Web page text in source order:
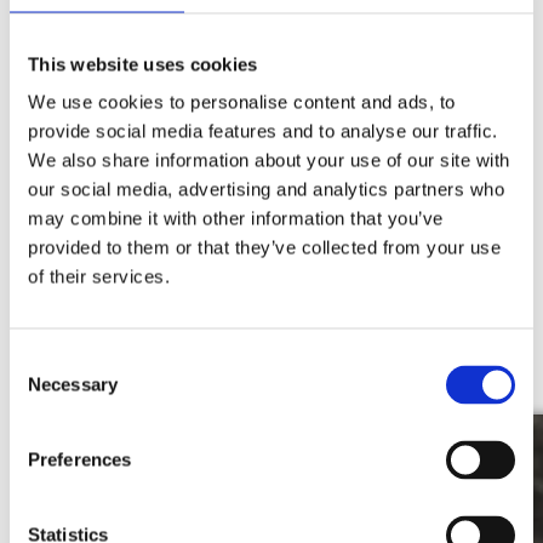
This website uses cookies
We use cookies to personalise content and ads, to
provide social media features and to analyse our traffic.
We also share information about your use of our site with
our social media, advertising and analytics partners who
may combine it with other information that you’ve
provided to them or that they’ve collected from your use
of their services.
Selection
Necessary
Preferences
Statistics
training en support rond GIS en IT.
Bekijk deze vacature
Verhalen van onze mensen
Lees de verhalen van onze mensen en ontdek zelf
de Merkator-vibe.